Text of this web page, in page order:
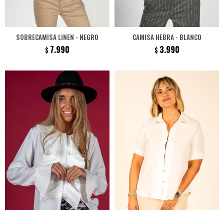
SOBRECAMISA LINEN - NEGRO
$ 7.990
CAMISA HEBRA - BLANCO
$ 3.990